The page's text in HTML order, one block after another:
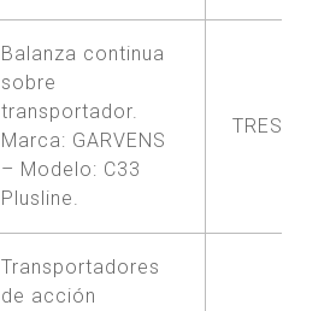
Balanza continua
sobre
transportador.
Marca: GARVENS
– Modelo: C33
Plusline.
TRES (3)
Transportadores
de acción